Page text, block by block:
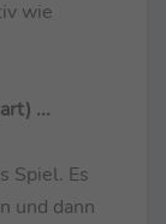
wie
...
Spiel. Es
und dann